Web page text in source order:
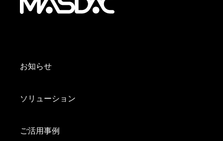
お知らせ
ソリューション
ご活用事例